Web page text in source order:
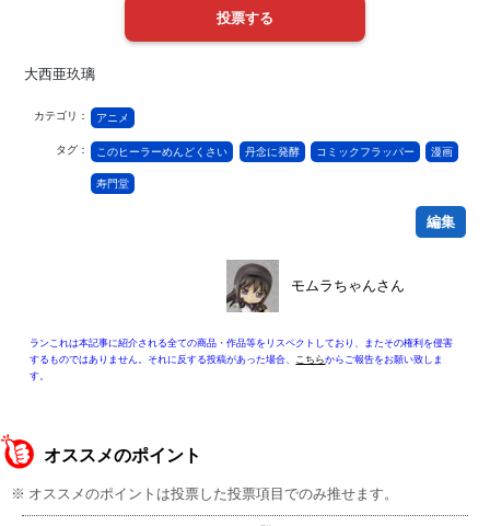
大西亜玖璃
カテゴリ： アニメ
タグ： このヒーラーめんどくさい 丹念に発酵 コミックフラッパー 漫画
寿門堂
編集
モムラちゃんさん
ランこれは本記事に紹介される全ての商品・作品等をリスペクトしており、またその権利を侵害
するものではありません。それに反する投稿があった場合、 こちらからご報告をお願い致しま
す。
オススメのポイント
※ オススメのポイントは投票した投票項目でのみ推せます。